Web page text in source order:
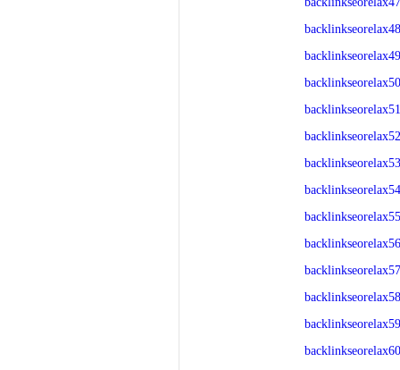
backlinkseorelax48
backlinkseorelax49
backlinkseorelax50
backlinkseorelax51
backlinkseorelax52
backlinkseorelax53
backlinkseorelax54
backlinkseorelax55
backlinkseorelax56
backlinkseorelax57
backlinkseorelax58
backlinkseorelax59
backlinkseorelax60